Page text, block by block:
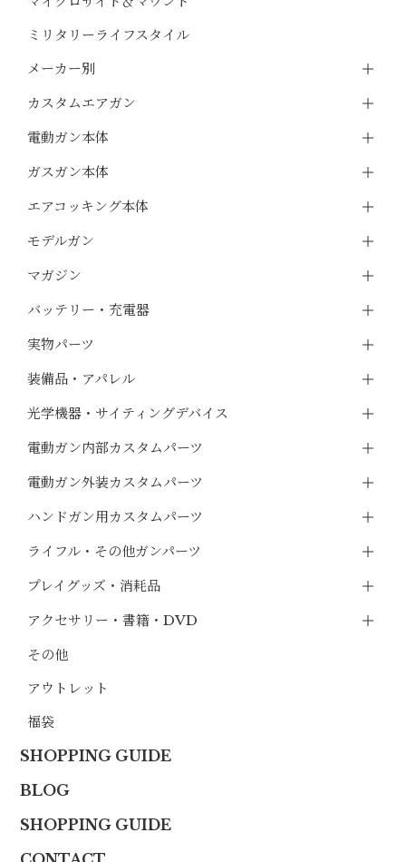
ミリタリーライフスタイル
メーカー別
カスタムエアガン
電動ガン本体
ガスガン本体
エアコッキング本体
モデルガン
マガジン
バッテリー・充電器
実物パーツ
装備品・アパレル
光学機器・サイティングデバイス
電動ガン内部カスタムパーツ
電動ガン外装カスタムパーツ
ハンドガン用カスタムパーツ
ライフル・その他ガンパーツ
プレイグッズ・消耗品
アクセサリー・書籍・DVD
その他
アウトレット
福袋
SHOPPING GUIDE
BLOG
SHOPPING GUIDE